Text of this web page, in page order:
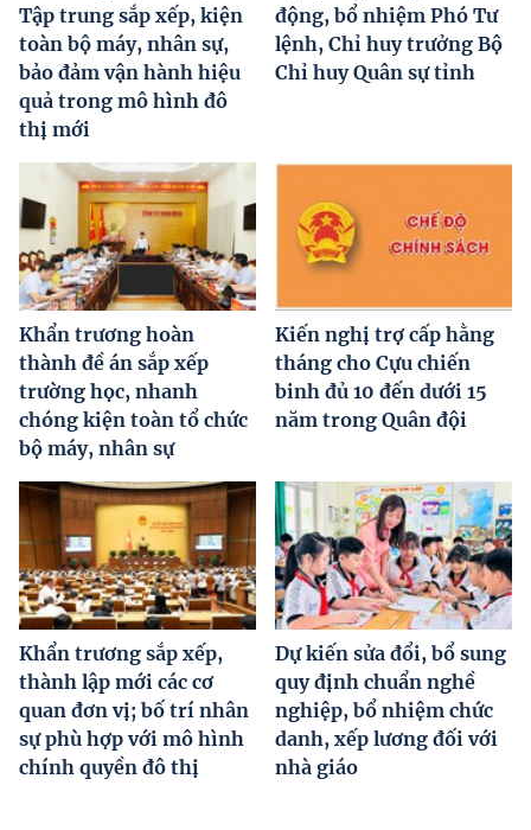
Tập trung sắp xếp, kiện
toàn bộ máy, nhân sự,
bảo đảm vận hành hiệu
quả trong mô hình đô
thị mới
động, bổ nhiệm Phó Tư
lệnh, Chỉ huy trưởng Bộ
Chỉ huy Quân sự tỉnh
Khẩn trương hoàn
thành đề án sắp xếp
trường học, nhanh
chóng kiện toàn tổ chức
bộ máy, nhân sự
Kiến nghị trợ cấp hằng
tháng cho Cựu chiến
binh đủ 10 đến dưới 15
năm trong Quân đội
Khẩn trương sắp xếp,
thành lập mới các cơ
quan đơn vị; bố trí nhân
sự phù hợp với mô hình
chính quyền đô thị
Dự kiến sửa đổi, bổ sung
quy định chuẩn nghề
nghiệp, bổ nhiệm chức
danh, xếp lương đối với
nhà giáo